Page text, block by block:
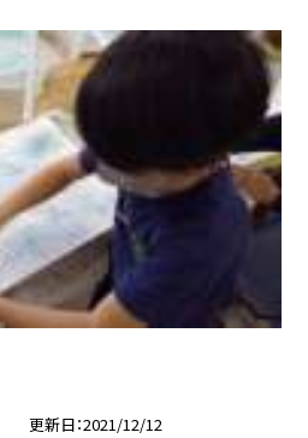
更新日 2021/12/12